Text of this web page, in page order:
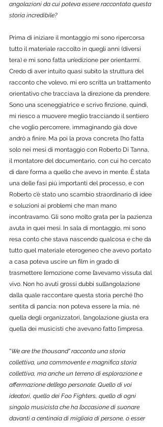
angolazioni da cui poteva essere raccontata questa
storia incredibile?
Prima di iniziare il montaggio mi sono ripercorsa
tutto il materiale raccolto in quegli anni (diversi
tera) e mi sono fatta un’edizione per orientarmi.
Credo di aver intuito quasi subito la struttura del
racconto che volevo, mi ero scritta un trattamento
orientativo che tracciava la direzione da prendere.
Sono una sceneggiatrice e scrivo finzione, quindi,
mi riesco a muovere meglio tracciando il sentiero
che voglio percorrere, immaginando già dove
andrò a finire. Ma poi la prova concreta l’ho fatta
solo nei mesi di montaggio con Roberto Di Tanna,
il montatore del documentario, con cui ho cercato
di dare forma a quello che avevo in mente. È stata
una delle fasi più importanti del processo, e con
Roberto c’è stato uno scambio straordinario di idee
e soluzioni ai problemi che man mano
incontravamo. Gli sono molto grata per la pazienza
avuta in quei mesi. In sala di montaggio, mi sono
resa conto che stava nascendo qualcosa e che da
tutto quel materiale eterogeneo che avevo portato
a casa poteva uscire un film in grado di
trasmettere l’emozione come l’avevamo vissuta dal
vivo. Non ho avuti grossi dubbi sull’angolazione
dalla quale raccontare questa storia perché l’ho
sentita di pancia: non poteva essere la mia, né
quella degli organizzatori, l’angolazione giusta era
quella dei musicisti che avevano fatto l’impresa.
"We are the thousand" racconta una storia
collettiva, una commovente e magnifica storia
collettiva, ma anche un terreno di esplorazione e
affermazione dell’ego personale. Quello di voi
ideatori, quello dei Foo Fighters, quello di ogni
singolo musicista che ha l’occasione di suonare
davanti a centinaia di migliaia di persone, o esser